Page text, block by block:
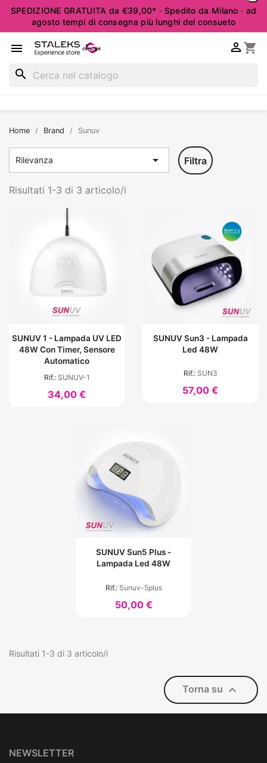
SPEDIZIONE GRATUITA da €39,00* · Spedito da Milano · ad
agosto tempi di consegna più lunghi del consueto
 shopping_cart

search
Home Brand Sunuv
Rilevanza  Filtra
Risultati 1-3 di 3 articolo/i
SUNUV 1 - Lampada UV LED
48W Con Timer, Sensore
Automatico
Rif.: SUNUV-1
34,00 €
SUNUV Sun3 - Lampada
Led 48W
Rif.: SUN3
57,00 €
SUNUV Sun5 Plus -
Lampada Led 48W
Rif.: Sunuv-5plus
50,00 €
Risultati 1-3 di 3 articolo/i
Torna su 
NEWSLETTER